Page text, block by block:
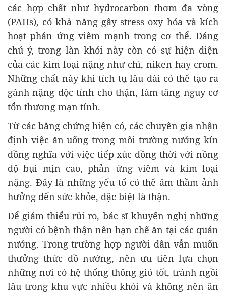
các hợp chất như hydrocarbon thơm đa vòng
(PAHs), có khả năng gây stress oxy hóa và kích
hoạt phản ứng viêm mạnh trong cơ thể. Đáng
chú ý, trong làn khói này còn có sự hiện diện
của các kim loại nặng như chì, niken hay crom.
Những chất này khi tích tụ lâu dài có thể tạo ra
gánh nặng độc tính cho thận, làm tăng nguy cơ
tổn thương mạn tính.
Từ các bằng chứng hiện có, các chuyên gia nhận
định việc ăn uống trong môi trường nướng kín
đồng nghĩa với việc tiếp xúc đồng thời với nồng
độ bụi mịn cao, phản ứng viêm và kim loại
nặng. Đây là những yếu tố có thể âm thầm ảnh
hưởng đến sức khỏe, đặc biệt là thận.
Để giảm thiểu rủi ro, bác sĩ khuyến nghị những
người có bệnh thận nên hạn chế ăn tại các quán
nướng. Trong trường hợp người dân vẫn muốn
thưởng thức đồ nướng, nên ưu tiên lựa chọn
những nơi có hệ thống thông gió tốt, tránh ngồi
lâu trong khu vực nhiều khói và không nên ăn